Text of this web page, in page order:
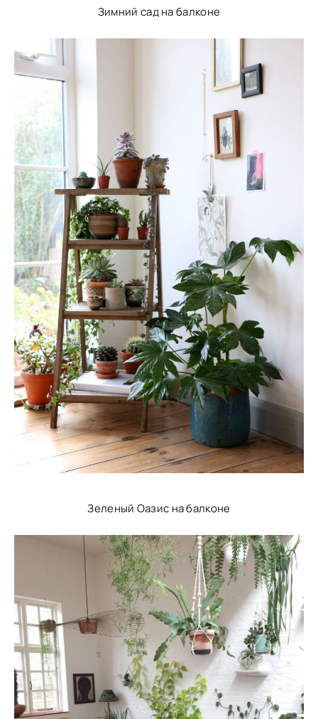
Зимний сад на балконе
Зеленый Оазис на балконе